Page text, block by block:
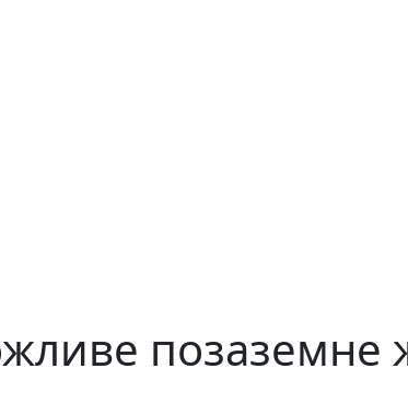
позаземне